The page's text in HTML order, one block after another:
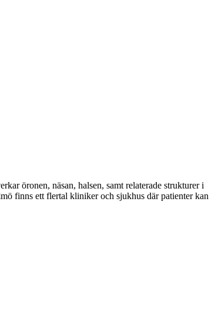
öronen, näsan, halsen, samt relaterade strukturer i
finns ett flertal kliniker och sjukhus där patienter kan